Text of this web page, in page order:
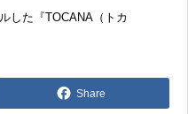
した『TOCANA（トカ
Share